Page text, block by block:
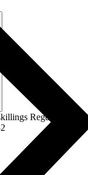
Regemente